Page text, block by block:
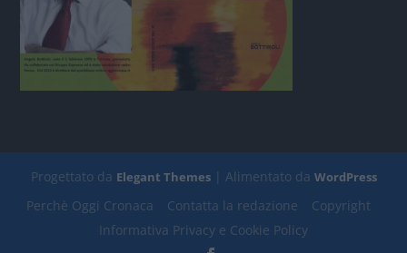
Progettato da Elegant Themes| Alimentato da WordPress
Perchè Oggi Cronaca Contatta la redazione
Copyright
Informativa Privacy e Cookie Policy